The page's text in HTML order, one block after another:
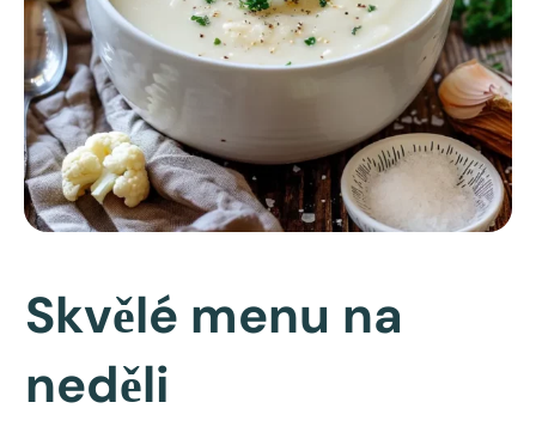
Skvělé menu na
neděli